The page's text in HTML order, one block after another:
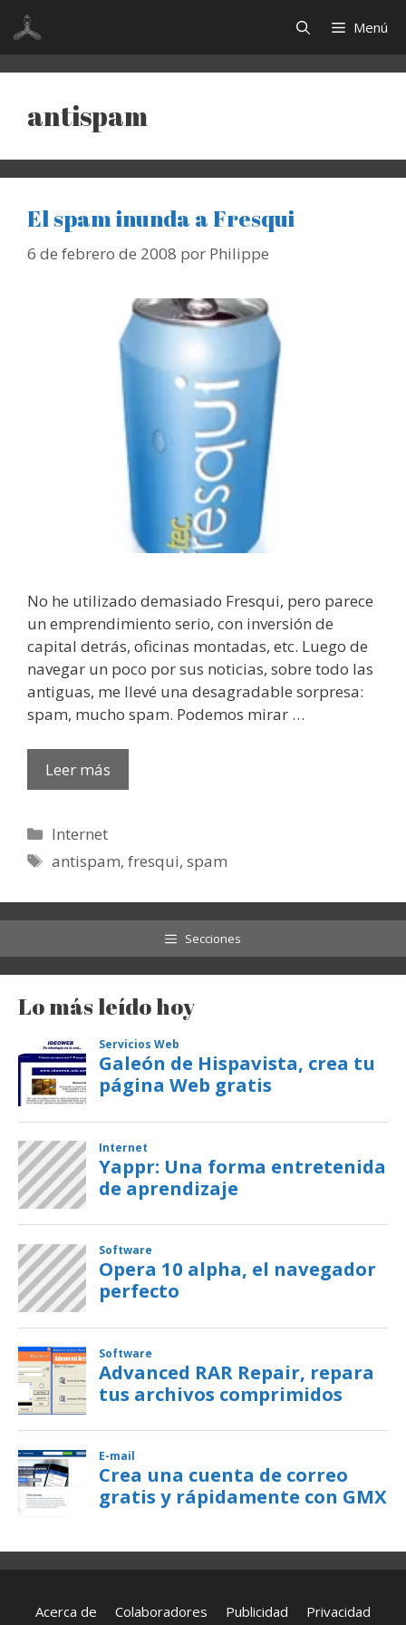
Saltar
contenido
Menú
antispam
El spam inunda a Fresqui
6 de febrero de 2008 por Philippe
No he utilizado demasiado Fresqui, pero parece
un emprendimiento serio, con inversión de
capital detrás, oficinas montadas, etc. Luego de
navegar un poco por sus noticias, sobre todo las
antiguas, me llevé una desagradable sorpresa:
spam, mucho spam. Podemos mirar …
Leer más
Categorías
Internet
Etiquetas
antispam,fresqui,spam
Secciones
Lo más leído hoy
Acerca de Colaboradores Publicidad Privacidad